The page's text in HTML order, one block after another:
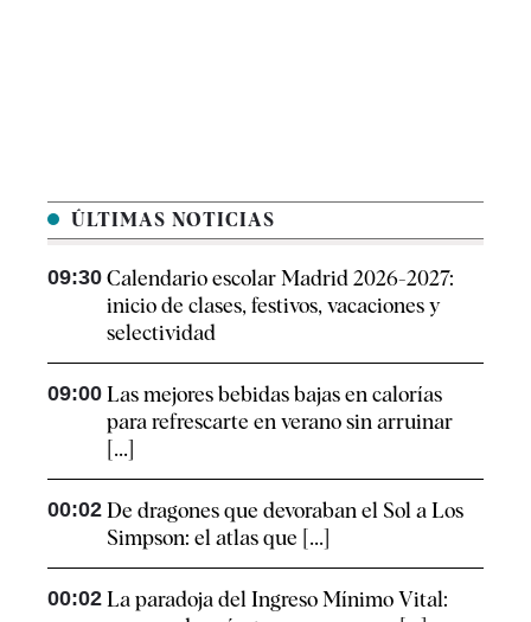
ÚLTIMAS NOTICIAS
09:30 Calendario escolar Madrid 2026-2027:
inicio de clases, festivos, vacaciones y
selectividad
09:00 Las mejores bebidas bajas en calorías
para refrescarte en verano sin arruinar
[...]
00:02 De dragones que devoraban el Sol a Los
Simpson: el atlas que [...]
00:02 La paradoja del Ingreso Mínimo Vital: